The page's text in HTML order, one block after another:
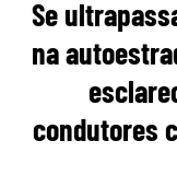
Se
na
condutores